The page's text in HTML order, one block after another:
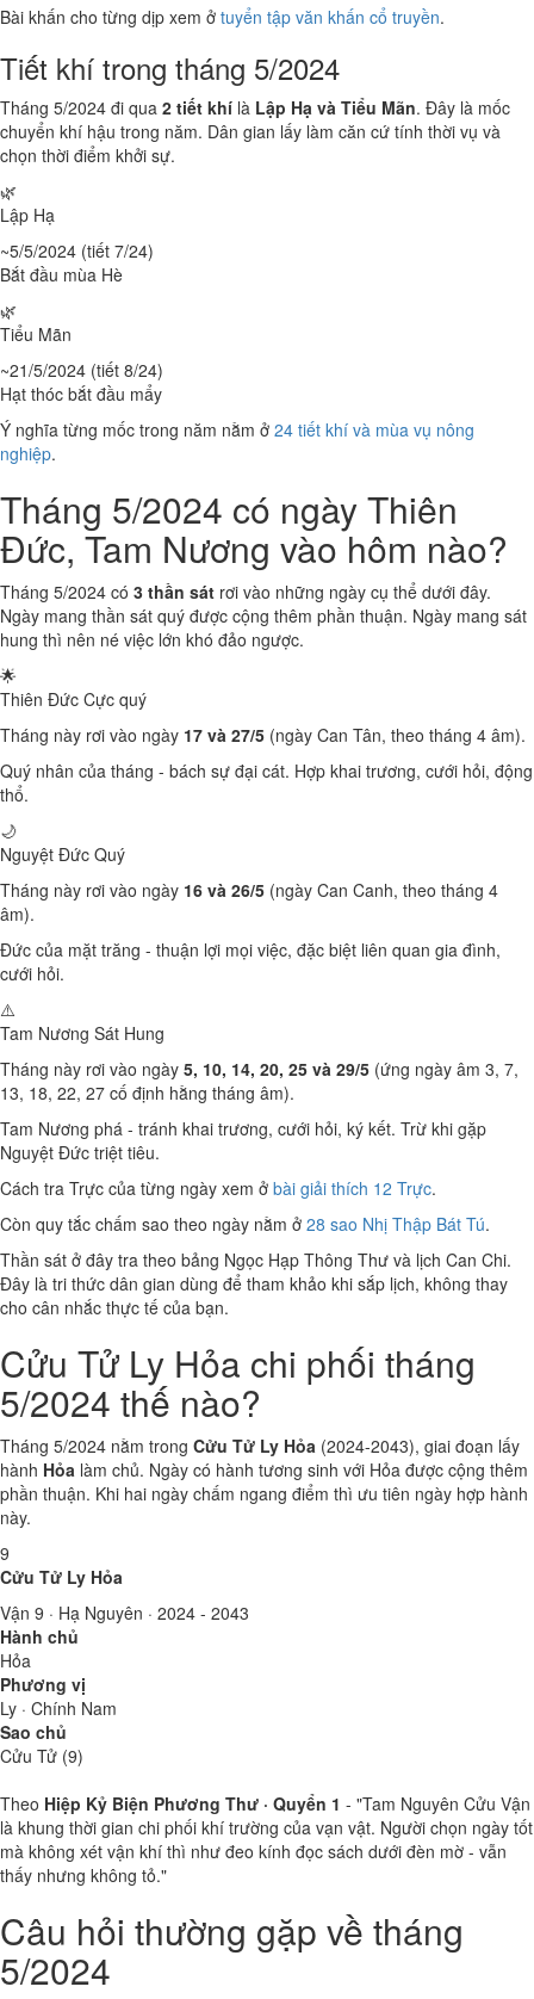
Bài khấn cho từng dịp xem ở tuyển tập văn khấn cổ truyền.
Tiết khí trong tháng 5/2024
Tháng 5/2024 đi qua 2 tiết khí là Lập Hạ và Tiểu Mãn. Đây là mốc
chuyển khí hậu trong năm. Dân gian lấy làm căn cứ tính thời vụ và
chọn thời điểm khởi sự.
🌿
Lập Hạ
~5/5/2024 (tiết 7/24)
Bắt đầu mùa Hè
🌿
Tiểu Mãn
~21/5/2024 (tiết 8/24)
Hạt thóc bắt đầu mẩy
Ý nghĩa từng mốc trong năm nằm ở 24 tiết khí và mùa vụ nông
nghiệp.
Tháng 5/2024 có ngày Thiên
Đức, Tam Nương vào hôm nào?
Tháng 5/2024 có 3 thần sát rơi vào những ngày cụ thể dưới đây.
Ngày mang thần sát quý được cộng thêm phần thuận. Ngày mang sát
hung thì nên né việc lớn khó đảo ngược.
🌟
Thiên Đức Cực quý
Tháng này rơi vào ngày 17 và 27/5 (ngày Can Tân, theo tháng 4 âm).
Quý nhân của tháng - bách sự đại cát. Hợp khai trương, cưới hỏi, động
thổ.
🌙
Nguyệt Đức Quý
Tháng này rơi vào ngày 16 và 26/5 (ngày Can Canh, theo tháng 4
âm).
Đức của mặt trăng - thuận lợi mọi việc, đặc biệt liên quan gia đình,
cưới hỏi.
⚠️
Tam Nương Sát Hung
Tháng này rơi vào ngày 5, 10, 14, 20, 25 và 29/5 (ứng ngày âm 3, 7,
13, 18, 22, 27 cố định hằng tháng âm).
Tam Nương phá - tránh khai trương, cưới hỏi, ký kết. Trừ khi gặp
Nguyệt Đức triệt tiêu.
Cách tra Trực của từng ngày xem ở bài giải thích 12 Trực.
Còn quy tắc chấm sao theo ngày nằm ở 28 sao Nhị Thập Bát Tú.
Thần sát ở đây tra theo bảng Ngọc Hạp Thông Thư và lịch Can Chi.
Đây là tri thức dân gian dùng để tham khảo khi sắp lịch, không thay
cho cân nhắc thực tế của bạn.
Cửu Tử Ly Hỏa chi phối tháng
5/2024 thế nào?
Tháng 5/2024 nằm trong Cửu Tử Ly Hỏa (2024-2043), giai đoạn lấy
hành Hỏa làm chủ. Ngày có hành tương sinh với Hỏa được cộng thêm
phần thuận. Khi hai ngày chấm ngang điểm thì ưu tiên ngày hợp hành
này.
9
Cửu Tử Ly Hỏa
Vận 9 · Hạ Nguyên · 2024 - 2043
Hành chủ
Hỏa
Phương vị
Ly · Chính Nam
Sao chủ
Cửu Tử (9)
Theo Hiệp Kỷ Biện Phương Thư · Quyển 1 - "Tam Nguyên Cửu Vận
là khung thời gian chi phối khí trường của vạn vật. Người chọn ngày tốt
mà không xét vận khí thì như đeo kính đọc sách dưới đèn mờ - vẫn
thấy nhưng không tỏ."
Câu hỏi thường gặp về tháng
5/2024